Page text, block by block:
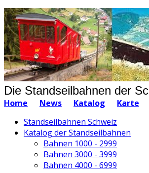
Die Standseilbahnen der
Home News Katalog
Karte
Standseilbahnen Schweiz
Katalog der Standseilbahnen
Bahnen 1000 - 2999
Bahnen 3000 - 3999
Bahnen 4000 - 6999